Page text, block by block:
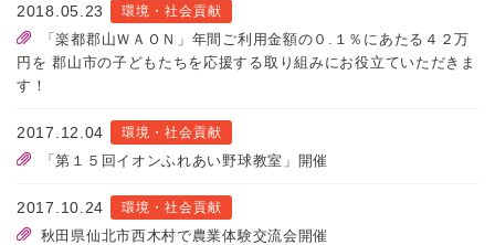
2018.05.23 環境・社会貢献
「楽都郡山ＷＡＯＮ」年間ご利用金額の０.１％にあたる４２万
円を 郡山市の子どもたちを応援する取り組みにお役立ていただきま
す！
2017.12.04 環境・社会貢献
「第１５回イオンふれあい野球教室」開催
2017.10.24 環境・社会貢献
秋田県仙北市西木村で農業体験交流会開催